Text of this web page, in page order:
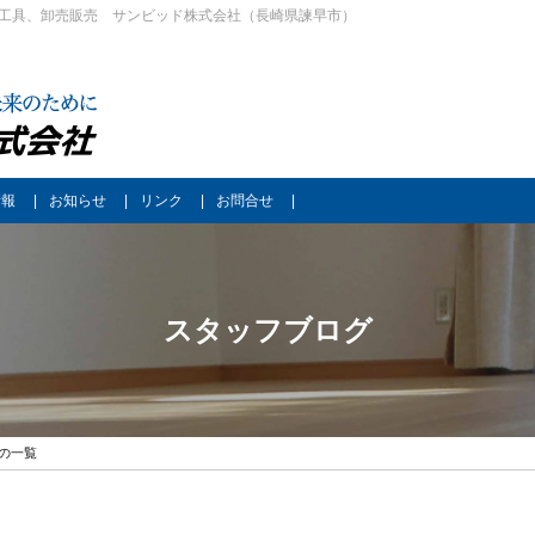
具、卸売販売 サンビッド株式会社（長崎県諫早市）
お知らせ リンク お問合せ
スタッフブログ
一覧